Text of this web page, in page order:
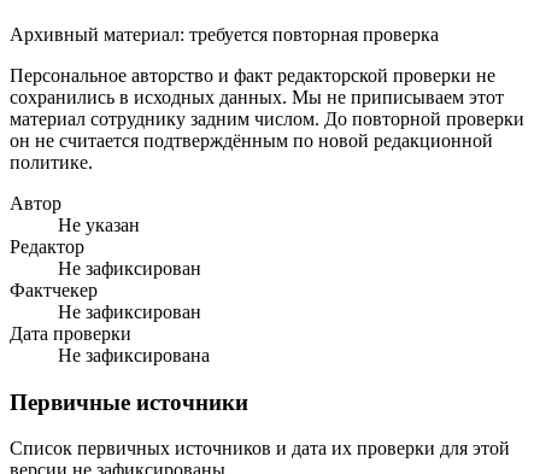
Архивный материал: требуется повторная проверка
Персональное авторство и факт редакторской проверки не
сохранились в исходных данных. Мы не приписываем этот
материал сотруднику задним числом. До повторной проверки
он не считается подтверждённым по новой редакционной
политике.
Автор
Не указан
Редактор
Не зафиксирован
Фактчекер
Не зафиксирован
Дата проверки
Не зафиксирована
Первичные источники
Список первичных источников и дата их проверки для этой